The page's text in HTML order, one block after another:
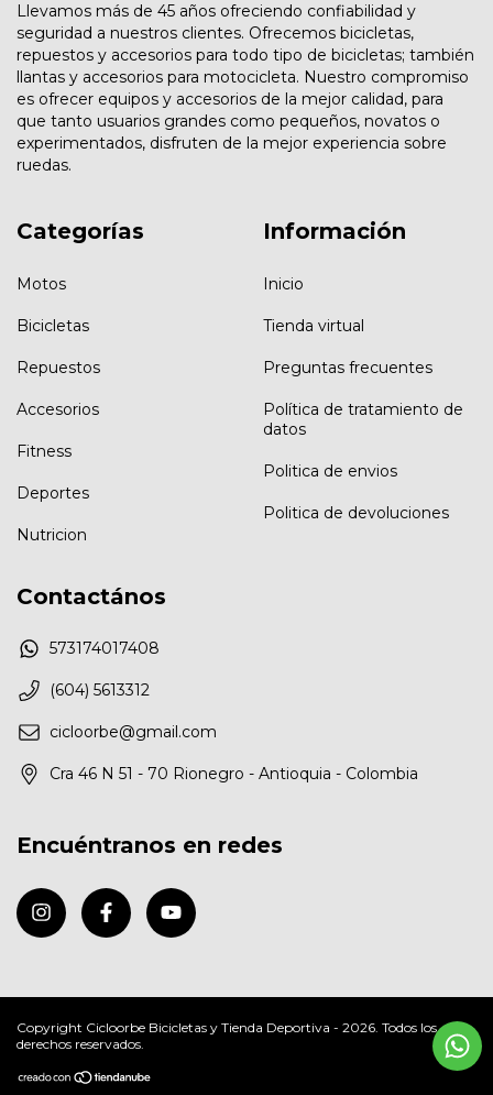
Llevamos más de 45 años ofreciendo confiabilidad y
seguridad a nuestros clientes. Ofrecemos bicicletas,
repuestos y accesorios para todo tipo de bicicletas; también
llantas y accesorios para motocicleta. Nuestro compromiso
es ofrecer equipos y accesorios de la mejor calidad, para
que tanto usuarios grandes como pequeños, novatos o
experimentados, disfruten de la mejor experiencia sobre
ruedas.
Categorías
Motos
Bicicletas
Repuestos
Accesorios
Fitness
Deportes
Nutricion
Información
Inicio
Tienda virtual
Preguntas frecuentes
Política de tratamiento de
datos
Politica de envios
Politica de devoluciones
Contactános
573174017408
(604) 5613312
cicloorbe@gmail.com
Cra 46 N 51 - 70 Rionegro - Antioquia - Colombia
Encuéntranos en redes
Copyright Cicloorbe Bicicletas y Tienda Deportiva - 2026. Todos los
derechos reservados.